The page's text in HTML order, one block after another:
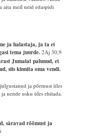
aita meil neid edaspidi
ja halastaja, ja ta ei
tema juurde.2Aj 30,9
Jumalat palunud, et
siis kinnita oma vendi.
ja põrmust üles
nende usku üles ehitada.
säravad rõõmust ja